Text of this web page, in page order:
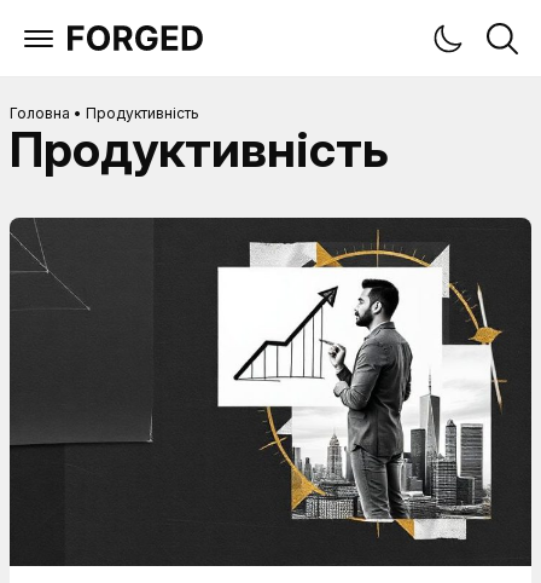
Головна • Продуктивність
Продуктивність